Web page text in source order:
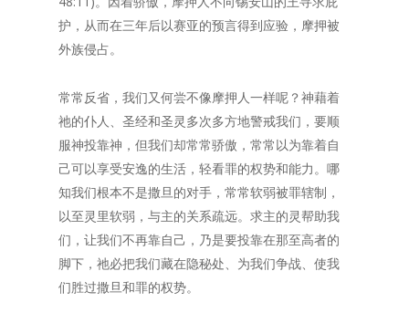
护，从而在三年后以赛亚的预言得到应验，摩押被
外族侵占。
常常反省，我们又何尝不像摩押人一样呢？神藉着
祂的仆人、圣经和圣灵多次多方地警戒我们，要顺
服神投靠神，但我们却常常骄傲，常常以为靠着自
己可以享受安逸的生活，轻看罪的权势和能力。哪
知我们根本不是撒旦的对手，常常软弱被罪辖制，
以至灵里软弱，与主的关系疏远。求主的灵帮助我
们，让我们不再靠自己，乃是要投靠在那至高者的
脚下，祂必把我们藏在隐秘处、为我们争战、使我
们胜过撒旦和罪的权势。